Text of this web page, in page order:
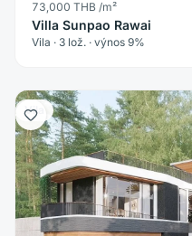
73,000 THB /m²
Villa Sunpao Rawai
Vila · 3 lož. · výnos 9%
Vila